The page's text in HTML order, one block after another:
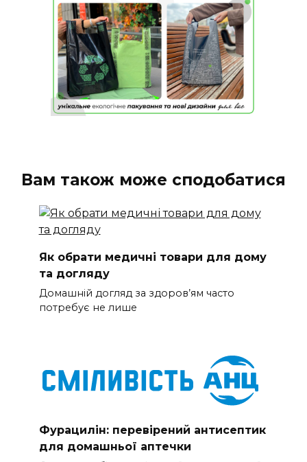
Вам також може сподобатися
Як обрати медичні товари для дому
та догляду
Домашній догляд за здоров’ям часто
потребує не лише
Фурацилін: перевірений антисептик
для домашньої аптечки